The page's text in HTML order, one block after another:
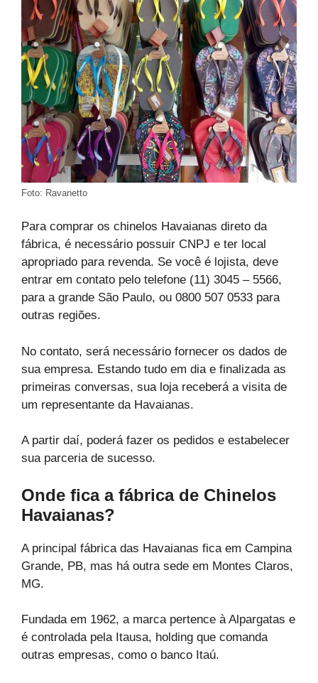
Foto: Ravanetto
Para comprar os chinelos Havaianas direto da
fábrica, é necessário possuir CNPJ e ter local
apropriado para revenda. Se você é lojista, deve
entrar em contato pelo telefone (11) 3045 – 5566,
para a grande São Paulo, ou 0800 507 0533 para
outras regiões.
No contato, será necessário fornecer os dados de
sua empresa. Estando tudo em dia e finalizada as
primeiras conversas, sua loja receberá a visita de
um representante da Havaianas.
A partir daí, poderá fazer os pedidos e estabelecer
sua parceria de sucesso.
Onde fica a fábrica de Chinelos
Havaianas?
A principal fábrica das Havaianas fica em Campina
Grande, PB, mas há outra sede em Montes Claros,
MG.
Fundada em 1962, a marca pertence à Alpargatas e
é controlada pela Itausa, holding que comanda
outras empresas, como o banco Itaú.